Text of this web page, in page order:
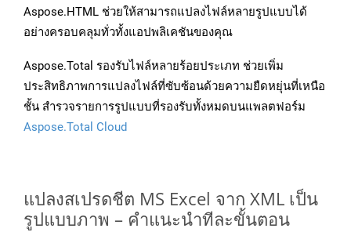
Aspose.HTML ช่วยให้สามารถแปลงไฟล์หลายรูปแบบได้
อย่างครอบคลุมทั่วทั้งแอปพลิเคชันของคุณ
Aspose.Total รองรับไฟล์หลายร้อยประเภท ช่วยเพิ่ม
ประสิทธิภาพการแปลงไฟล์ที่ซับซ้อนด้วยความยืดหยุ่นที่เหนือ
ชั้น สำรวจรายการรูปแบบที่รองรับทั้งหมดบนแพลตฟอร์ม
Aspose.Total Cloud
แปลงสเปรดชีต MS Excel จาก XML เป็น
รูปแบบภาพ – คำแนะนำทีละขั้นตอน